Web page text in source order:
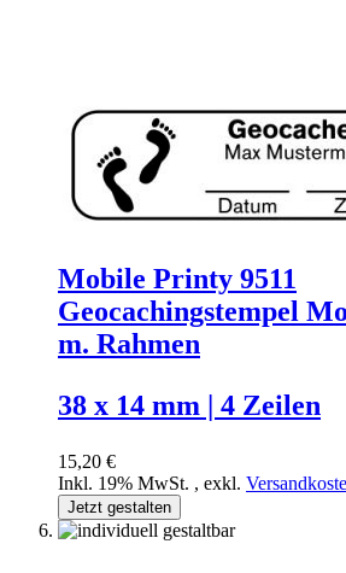
Mobile Printy 9511
Geocachingstempel
m. Rahmen
38 x 14 mm | 4 Zeilen
15,20 €
Inkl. 19% MwSt. , exkl.
Jetzt gestalten